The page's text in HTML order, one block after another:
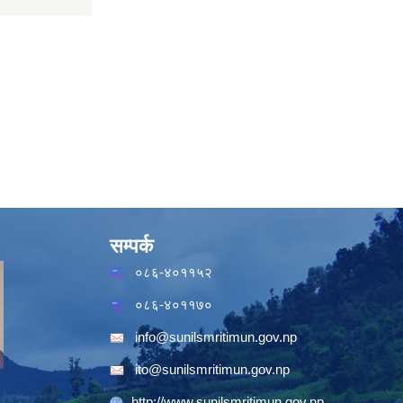
सम्पर्क
०८६-४०११५२
०८६-४०११७०
info@sunilsmritimun.gov.np
ito@sunilsmritimun.gov.np